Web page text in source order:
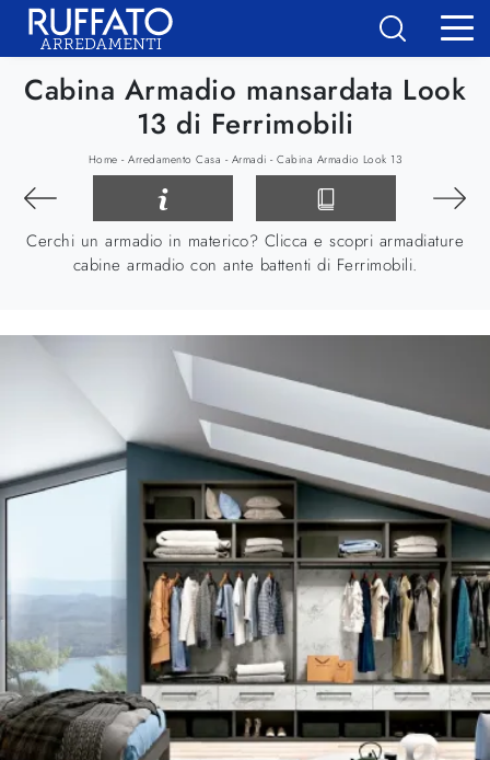
Cabina Armadio mansardata Look
13 di Ferrimobili
Home -Arredamento Casa - Armadi -Cabina Armadio Look 13
Cerchi un armadio in materico? Clicca e scopri armadiature
cabine armadio con ante battenti di Ferrimobili.